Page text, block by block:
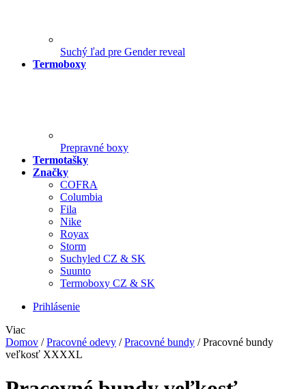
Suchý ľad pre Gender reveal
Termoboxy
Prepravné boxy
Termotašky
Značky
COFRA
Columbia
Fila
Nike
Royax
Storm
Suchyled CZ & SK
Suunto
Termoboxy CZ & SK
Prihlásenie
Viac
Domov / Pracovné odevy / Pracovné bundy / Pracovné bundy
veľkosť XXXXL